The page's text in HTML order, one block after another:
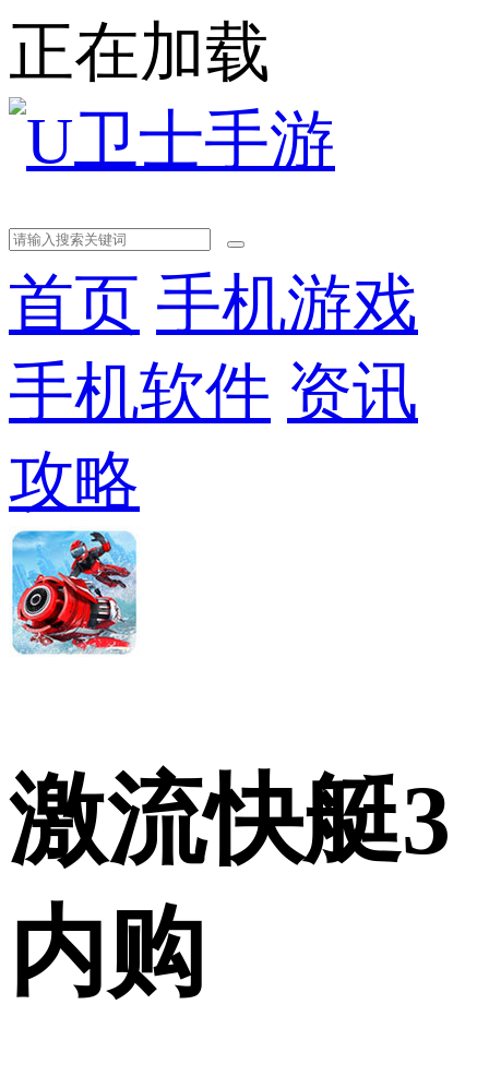
正在加载
首页 手机游戏
手机软件 资讯
攻略
激流快艇3
内购